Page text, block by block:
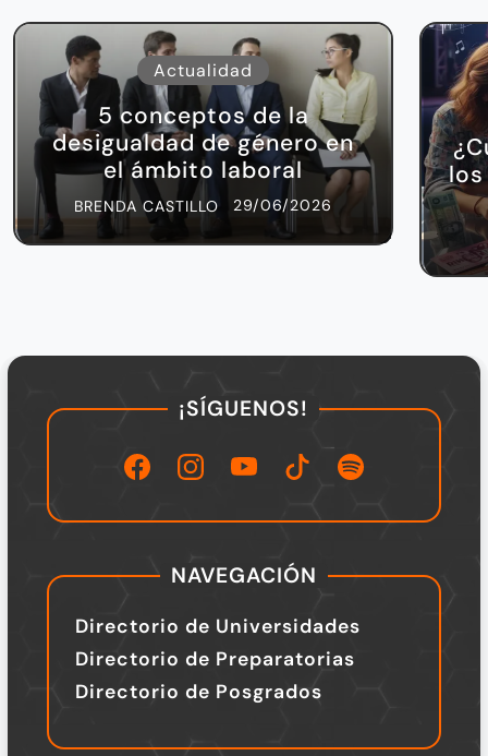
Actualidad
5 conceptos de la
desigualdad de género en
el ámbito laboral
BRENDA CASTILLO 29/06/2026
¡SÍGUENOS!
NAVEGACIÓN
Directorio de Universidades
Directorio de Preparatorias
Directorio de Posgrados